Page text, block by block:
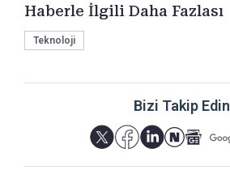
Haberle İlgili Daha Fazlası
Teknoloji
Bizi Takip Edin